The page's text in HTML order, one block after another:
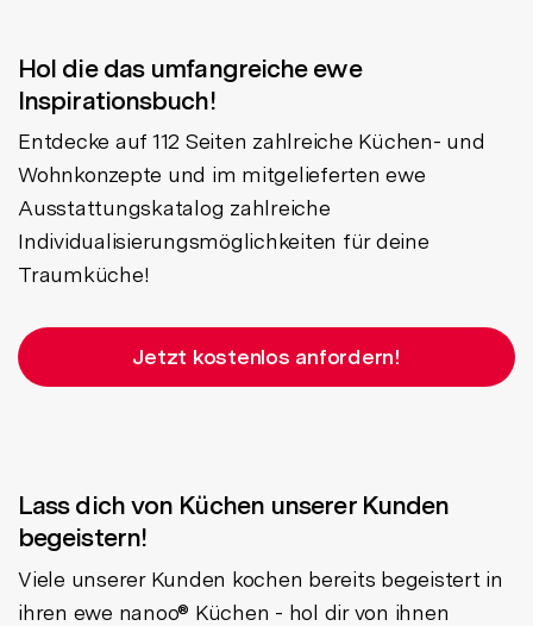
Hol die das umfangreiche ewe
Inspirationsbuch!
Entdecke auf 112 Seiten zahlreiche Küchen- und
Wohnkonzepte und im mitgelieferten ewe
Ausstattungskatalog zahlreiche
Individualisierungsmöglichkeiten für deine
Traumküche!
Jetzt kostenlos anfordern!
Lass dich von Küchen unserer Kunden
begeistern!
Viele unserer Kunden kochen bereits begeistert in
ihren ewe nanoo® Küchen - hol dir von ihnen